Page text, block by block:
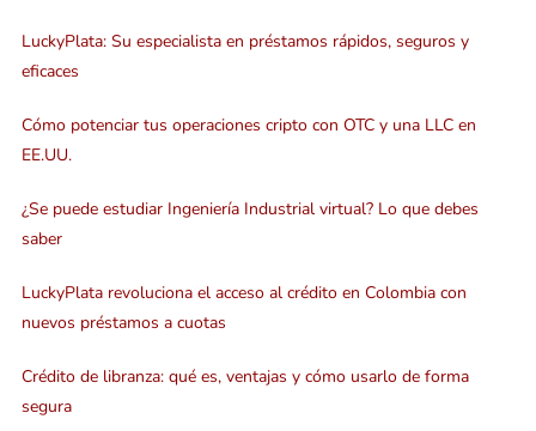
LuckyPlata: Su especialista en préstamos rápidos, seguros y
eficaces
Cómo potenciar tus operaciones cripto con OTC y una LLC en
EE.UU.
¿Se puede estudiar Ingeniería Industrial virtual? Lo que debes
saber
LuckyPlata revoluciona el acceso al crédito en Colombia con
nuevos préstamos a cuotas
Crédito de libranza: qué es, ventajas y cómo usarlo de forma
segura